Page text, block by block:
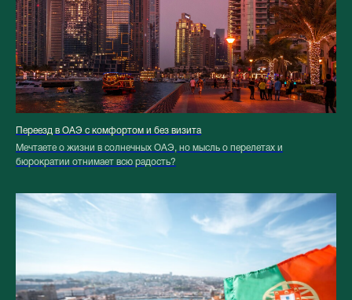
Переезд в ОАЭ с комфортом и без визита
Мечтаете о жизни в солнечных ОАЭ, но мысль о перелетах и
бюрократии отнимает всю радость?